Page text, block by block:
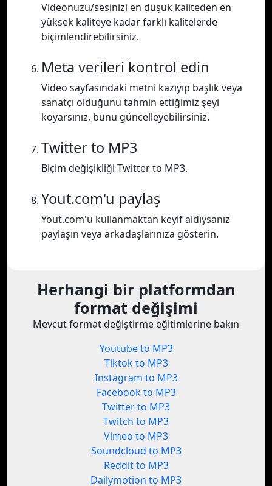
Videonuzu/sesinizi en düşük kaliteden en
yüksek kaliteye kadar farklı kalitelerde
biçimlendirebilirsiniz.
Meta verileri kontrol edin
Video sayfasındaki metni kazıyıp başlık veya
sanatçı olduğunu tahmin ettiğimiz şeyi
koyarsınız, bunu güncelleyebilirsiniz.
Twitter to MP3
Biçim değişikliği Twitter to MP3.
Yout.com'u paylaş
Yout.com'u kullanmaktan keyif aldıysanız
paylaşın veya arkadaşlarınıza gösterin.
Herhangi bir platformdan
format değişimi
Mevcut format değiştirme eğitimlerine bakın
Youtube to MP3
Tiktok to MP3
Instagram to MP3
Facebook to MP3
Twitter to MP3
Twitch to MP3
Vimeo to MP3
Soundcloud to MP3
Reddit to MP3
Dailymotion to MP3